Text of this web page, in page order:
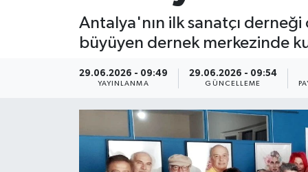
Antalya'nın ilk sanatçı
büyüyen dernek merkezinde
29.06.2026 - 09:49
YAYINLANMA
29.06.2026 - 09:54
GÜNCELLEME
EKONOMİ
Süper Lig Puan Durumu ve Fikstür